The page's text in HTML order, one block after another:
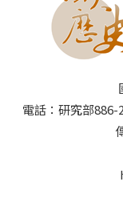
電話：研究部